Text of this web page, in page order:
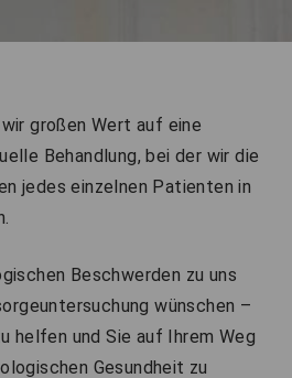
großen Wert auf eine
Behandlung, bei der wir die
jedes einzelnen Patienten in
Beschwerden zu uns
wünschen –
helfen und Sie auf Ihrem Weg
Gesundheit zu